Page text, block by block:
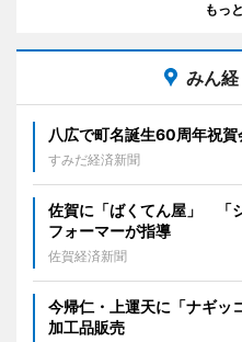
もっ
みん
八広で町名誕生60周年祝
すみだ経済新聞
佐賀に「ばくてん屋」 「
フォーマーが指導
佐賀経済新聞
今帰仁・上運天に「ナギ
加工品販売